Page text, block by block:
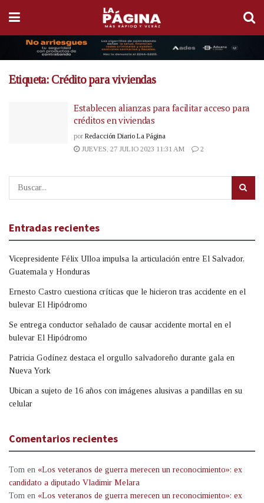
Etiqueta: Crédito para viviendas
Establecen alianzas para facilitar acceso para
créditos en viviendas
por Redacción Diario La Página
JUEVES, 27 JULIO 2023 11:31 AM
2
Entradas recientes
Vicepresidente Félix Ulloa impulsa la articulación entre El Salvador,
Guatemala y Honduras
Ernesto Castro cuestiona críticas que le hicieron tras accidente en el
bulevar El Hipódromo
Se entrega conductor señalado de causar accidente mortal en el
bulevar El Hipódromo
Patricia Godínez destaca el orgullo salvadoreño durante gala en
Nueva York
Ubican a sujeto de 16 años con imágenes alusivas a pandillas en su
celular
Comentarios recientes
Tom en «Los veteranos de guerra merecen un reconocimiento»: ex
candidato a diputado Vladimir Melara
Tom en «Los veteranos de guerra merecen un reconocimiento»: ex